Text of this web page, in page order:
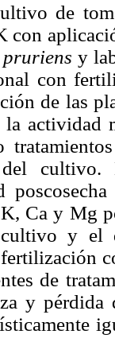
de
con
y
con
de las
actividad
cultivo.
Ca y Mg
y el
de
y